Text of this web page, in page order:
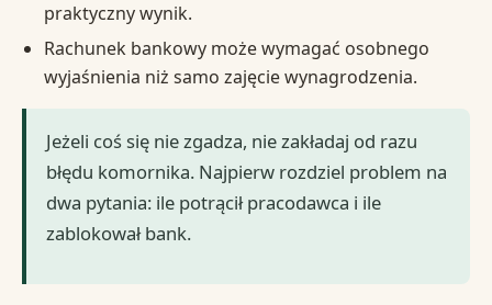
praktyczny wynik.
Rachunek bankowy może wymagać osobnego
wyjaśnienia niż samo zajęcie wynagrodzenia.
Jeżeli coś się nie zgadza, nie zakładaj od razu
błędu komornika. Najpierw rozdziel problem na
dwa pytania: ile potrącił pracodawca i ile
zablokował bank.